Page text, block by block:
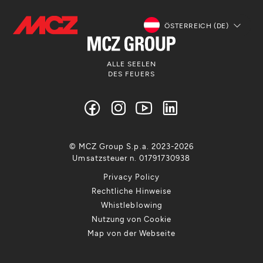
ÖSTERREICH (DE)
ALLE SEELEN
DES FEUERS
Privacy Policy
Rechtliche Hinweise
Whistleblowing
Nutzung von Cookie
Map von der Webseite
© MCZ Group S.p.a. 2023-2026
Umsatzsteuer n. 01791730938